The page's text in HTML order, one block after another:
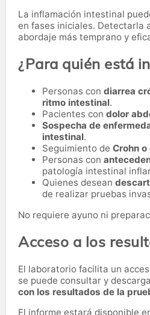
La inflamación intestinal
en fases iniciales. Detectarla
abordaje más temprano y
¿Para quién está
Personas con diarrea
ritmo intestinal.
Pacientes con dolor
Sospecha de
intestinal.
Seguimiento de Crohn
Personas con
patología intestinal
Quienes desean
de realizar pruebas
No requiere ayuno ni
Acceso a los
El laboratorio facilita un
se puede consultar y
con los resultados de la
El informe estará disponible